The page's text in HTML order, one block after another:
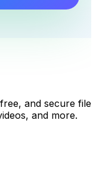
and secure file
and more.